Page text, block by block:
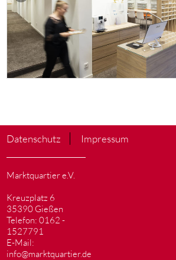
Datenschutz Impressum
Marktquartier e.V.
Kreuzplatz 6
35390 Gießen
Telefon: 0162 -
1527791
E-Mail:
info@marktquartier.de